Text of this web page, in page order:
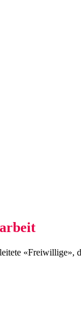
«Freiwillige»,